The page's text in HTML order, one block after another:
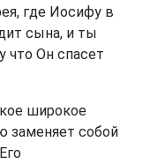
где Иосифу в
сына, и ты
что Он спасет
широкое
заменяет собой